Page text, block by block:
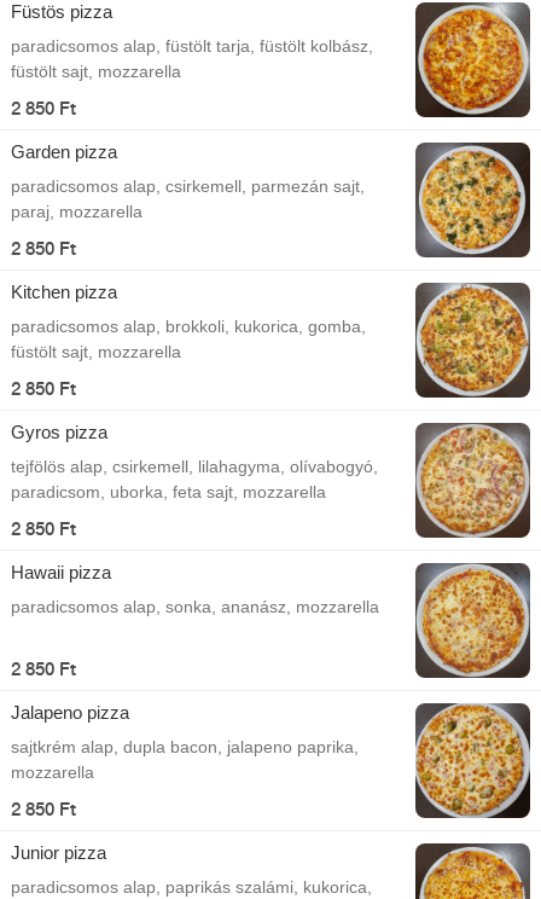
Füstös pizza
paradicsomos alap, füstölt tarja, füstölt kolbász,
füstölt sajt, mozzarella
2 850 Ft
Garden pizza
paradicsomos alap, csirkemell, parmezán sajt,
paraj, mozzarella
2 850 Ft
Kitchen pizza
paradicsomos alap, brokkoli, kukorica, gomba,
füstölt sajt, mozzarella
2 850 Ft
Gyros pizza
tejfölös alap, csirkemell, lilahagyma, olívabogyó,
paradicsom, uborka, feta sajt, mozzarella
2 850 Ft
Hawaii pizza
paradicsomos alap, sonka, ananász, mozzarella
2 850 Ft
Jalapeno pizza
sajtkrém alap, dupla bacon, jalapeno paprika,
mozzarella
2 850 Ft
Junior pizza
paradicsomos alap, paprikás szalámi, kukorica,